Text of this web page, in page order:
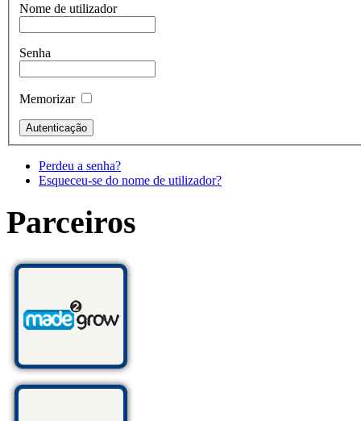
Nome de utilizador
Senha
Memorizar
Perdeu a senha?
Esqueceu-se do nome de utilizador?
Parceiros